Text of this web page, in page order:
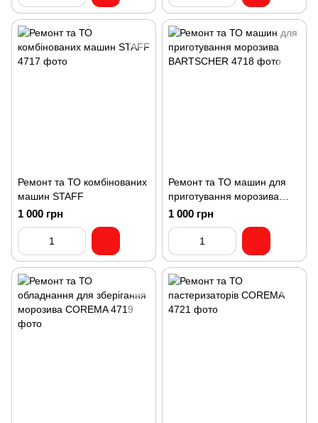
Ремонт та ТО комбінованих
машин STAFF
1 000 грн
Ремонт та ТО машин для
приготування морозива
BARTSCHER
1 000 грн